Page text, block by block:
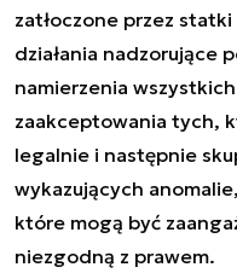
zatłoczone przez
działania nadzorujące
namierzenia
zaakceptowania tych,
legalnie i następnie
wykazujących
które mogą być
niezgodną z prawem.